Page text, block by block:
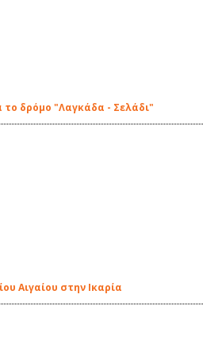
το δρόμο "Λαγκάδα - Σελάδι"
Αιγαίου στην Ικαρία